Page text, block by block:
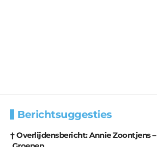
Berichtsuggesties
† Overlijdensbericht: Annie Zoontjens –